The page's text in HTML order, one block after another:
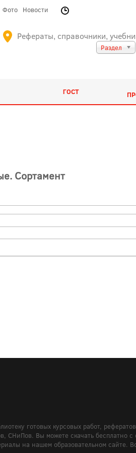
Фото Новости
Рефераты, справочники,
Раздел
ГОСТ
Сортамент
готовых курсовых работ,
Вы можете скачать бесплатно
на нашем образовательном сайте.